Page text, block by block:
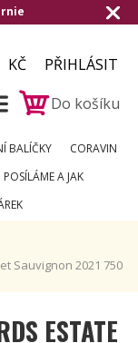
KČ
PŘIHLÁSIT
Do košíku
BALÍČKY
CORAVIN
POSÍLÁME A JAK
Sauvignon 2021 750
ESTATE